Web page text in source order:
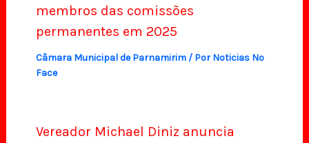
membros das comissões
permanentes em 2025
Câmara Municipal de Parnamirim/ Por Noticias No
Face
Vereador Michael Diniz anuncia